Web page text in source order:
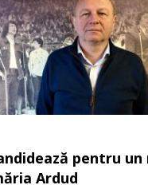
pentru un
Ardud